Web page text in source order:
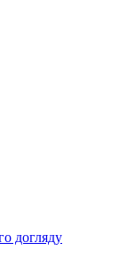
догляду